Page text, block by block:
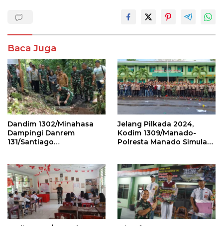
Baca Juga
Dandim 1302/Minahasa
Dampingi Danrem
131/Santiago
III dan IV di Mitra
Jelang Pilkada 2024,
Kodim 1309/Manado-
Polresta Manado Simulasi